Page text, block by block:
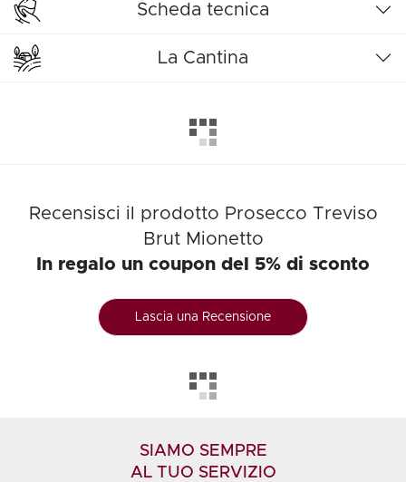
Scheda tecnica
La Cantina
Recensisci il prodotto Prosecco Treviso
Brut Mionetto
In regalo un coupon del 5% di sconto
Lascia una Recensione
SIAMO SEMPRE
AL TUO SERVIZIO